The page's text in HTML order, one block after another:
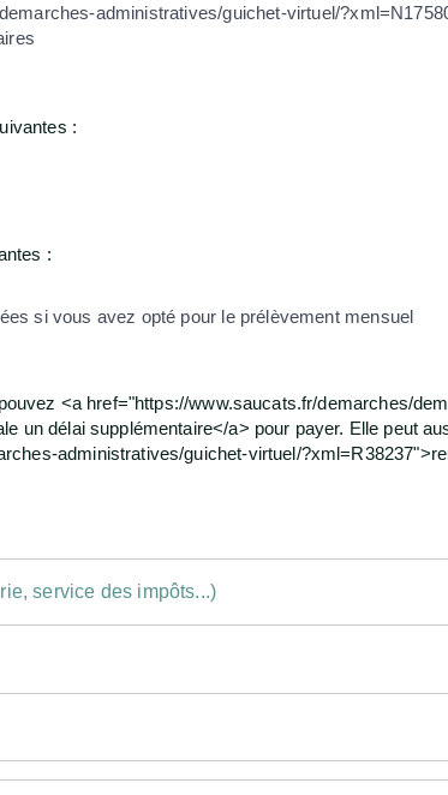
administratives/guichet-virtuel/
:
:
si vous avez opté pour le prélèvement mensuel
<a href="https://www.saucats.fr/demarches/
un délai supplémentaire</a> pour payer. Elle peut
administratives/guichet-virtuel/
service des impôts...)